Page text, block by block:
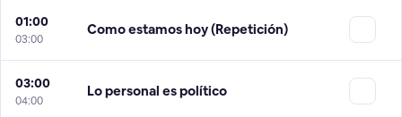
01:00
03:00
Como estamos hoy (Repetición)
03:00
04:00
Lo personal es político